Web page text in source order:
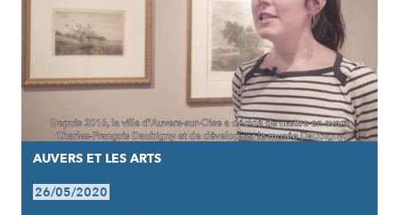
AUVERS ET LES ARTS
26/05/2020